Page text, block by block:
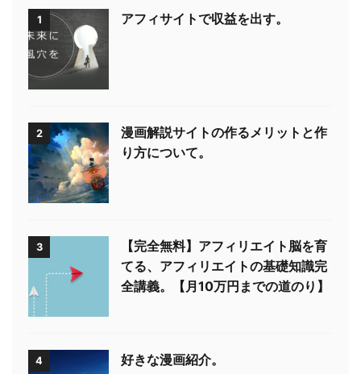
1 アフィサイトで収益を出す。
2
漫画解説サイトの作るメリットと作
り方について。
3
【完全無料】アフィリエイト脳を育
てる、アフィリエイトの基礎知識完
全講義。【月10万円までの道のり】
4 好きな漫画紹介。